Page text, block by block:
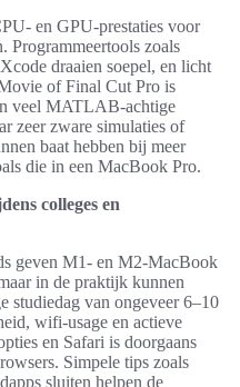
en GPU-prestaties voor
Programmeertools zoals
draaien soepel, en licht
of Final Cut Pro is
veel MATLAB-achtige
zeer zware simulaties of
baat hebben bij meer
die in een MacBook Pro.
colleges en
geven M1- en M2-MacBook
in de praktijk kunnen
studiedag van ongeveer 6–10
wifi-usage en actieve
en Safari is doorgaans
Simpele tips zoals
sluiten helpen de